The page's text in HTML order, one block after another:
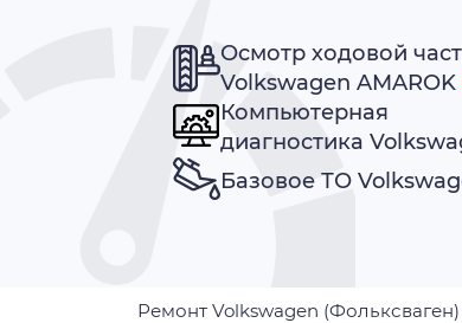
Осмотр ходовой
Volkswagen AMAROK
Компьютерная
диагностика
Базовое ТО
Ремонт Volkswagen (Фольксваген)